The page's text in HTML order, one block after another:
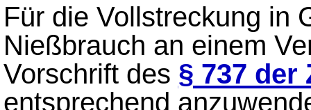
Für die Vollstreckung in
Nießbrauch an einem
Vorschrift des § 737
entsprechend